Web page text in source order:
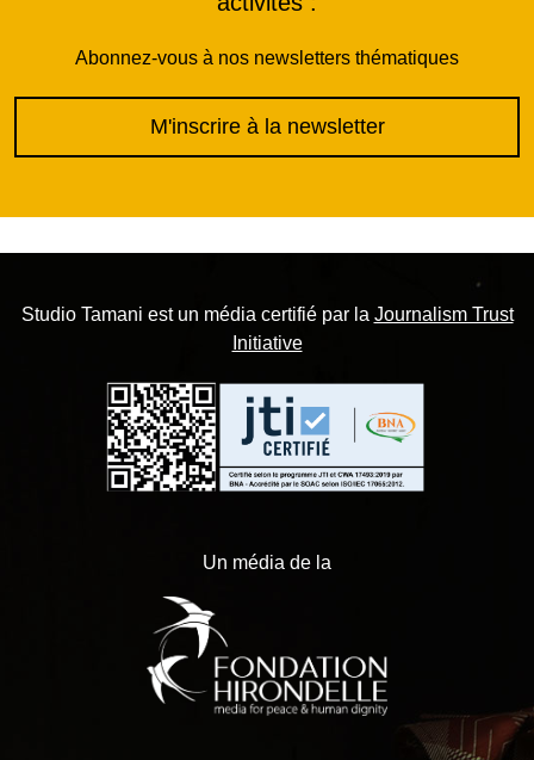
Abonnez-vous à nos newsletters thématiques
M'inscrire à la newsletter
Studio Tamani est un média certifié par la Journalism Trust
Initiative
Un média de la